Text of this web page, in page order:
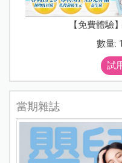
【免費體驗
數量:
試
當期雜誌